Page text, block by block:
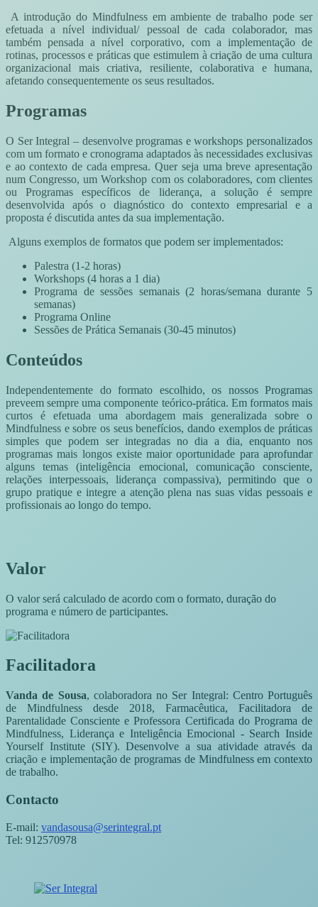
A introdução do Mindfulness em ambiente de trabalho pode ser
efetuada a nível individual/ pessoal de cada colaborador, mas
também pensada a nível corporativo, com a implementação de
rotinas, processos e práticas que estimulem à criação de uma cultura
organizacional mais criativa, resiliente, colaborativa e humana,
afetando consequentemente os seus resultados.
Programas
O Ser Integral – desenvolve programas e workshops personalizados
com um formato e cronograma adaptados às necessidades exclusivas
e ao contexto de cada empresa. Quer seja uma breve apresentação
num Congresso, um Workshop com os colaboradores, com clientes
ou Programas específicos de liderança, a solução é sempre
desenvolvida após o diagnóstico do contexto empresarial e a
proposta é discutida antes da sua implementação.
Alguns exemplos de formatos que podem ser implementados:
Palestra (1-2 horas)
Workshops (4 horas a 1 dia)
Programa de sessões semanais (2 horas/semana durante 5
semanas)
Programa Online
Sessões de Prática Semanais (30-45 minutos)
Conteúdos
Independentemente do formato escolhido, os nossos Programas
preveem sempre uma componente teórico-prática. Em formatos mais
curtos é efetuada uma abordagem mais generalizada sobre o
Mindfulness e sobre os seus benefícios, dando exemplos de práticas
simples que podem ser integradas no dia a dia, enquanto nos
programas mais longos existe maior oportunidade para aprofundar
alguns temas (inteligência emocional, comunicação consciente,
relações interpessoais, liderança compassiva), permitindo que o
grupo pratique e integre a atenção plena nas suas vidas pessoais e
profissionais ao longo do tempo.
Valor
O valor será calculado de acordo com o formato, duração do
programa e número de participantes.
Facilitadora
Vanda de Sousa, colaboradora no Ser Integral: Centro Português
de Mindfulness desde 2018, Farmacêutica, Facilitadora de
Parentalidade Consciente e Professora Certificada do Programa de
Mindfulness, Liderança e Inteligência Emocional - Search Inside
Yourself Institute (SIY). Desenvolve a sua atividade através da
criação e implementação de programas de Mindfulness em contexto
de trabalho.
Contacto
E-mail: vandasousa@serintegral.pt
Tel: 912570978